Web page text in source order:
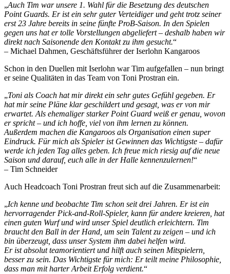
„Auch Tim war unsere 1. Wahl für die Besetzung des deutschen
Point Guards. Er ist ein sehr guter Verteidiger und geht trotz seiner
erst 23 Jahre bereits in seine fünfte ProB-Saison. In den Spielen
gegen uns hat er tolle Vorstellungen abgeliefert – deshalb haben wir
direkt nach Saisonende den Kontakt zu ihm gesucht.“
– Michael Dahmen, Geschäftsführer der Iserlohn Kangaroos
Schon in den Duellen mit Iserlohn war Tim aufgefallen – nun bringt
er seine Qualitäten in das Team von Toni Prostran ein.
„Toni als Coach hat mir direkt ein sehr gutes Gefühl gegeben. Er
hat mir seine Pläne klar geschildert und gesagt, was er von mir
erwartet. Als ehemaliger starker Point Guard weiß er genau, wovon
er spricht – und ich hoffe, viel von ihm lernen zu können.
Außerdem machen die Kangaroos als Organisation einen super
Eindruck. Für mich als Spieler ist Gewinnen das Wichtigste – dafür
werde ich jeden Tag alles geben. Ich freue mich riesig auf die neue
Saison und darauf, euch alle in der Halle kennenzulernen!“
– Tim Schneider
Auch Headcoach Toni Prostran freut sich auf die Zusammenarbeit:
„Ich kenne und beobachte Tim schon seit drei Jahren. Er ist ein
hervorragender Pick-and-Roll-Spieler, kann für andere kreieren, hat
einen guten Wurf und wird unser Spiel deutlich erleichtern. Tim
braucht den Ball in der Hand, um sein Talent zu zeigen – und ich
bin überzeugt, dass unser System ihm dabei helfen wird.
Er ist absolut teamorientiert und hilft auch seinen Mitspielern,
besser zu sein. Das Wichtigste für mich: Er teilt meine Philosophie,
dass man mit harter Arbeit Erfolg verdient.“